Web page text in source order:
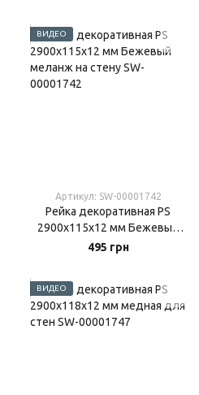
ВИДЕО
Артикул: SW-00001742
Рейка декоративная PS
2900х115х12 мм Бежевый
меланж на стену
495 грн
ВИДЕО